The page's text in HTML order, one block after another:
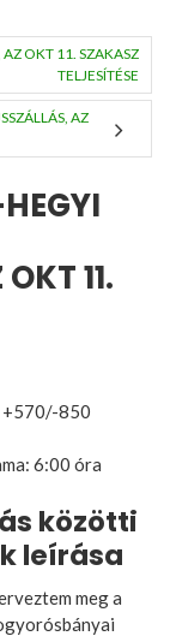
AZ OKT 11. SZAKASZ
TELJESÍTÉSE
AZ
11.
+570/-850
6:00 óra
közötti
leírása
meg a